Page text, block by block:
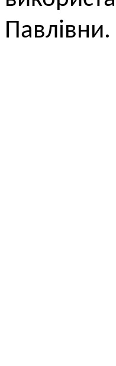
Павлівни.